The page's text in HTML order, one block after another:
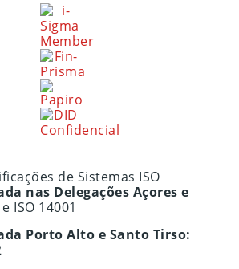
nas Delegações Açores e
ISO 14001
Porto Alto e Santo Tirso: